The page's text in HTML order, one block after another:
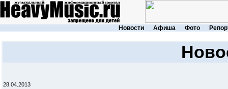
Новости Афиша Фото
28.04.2013